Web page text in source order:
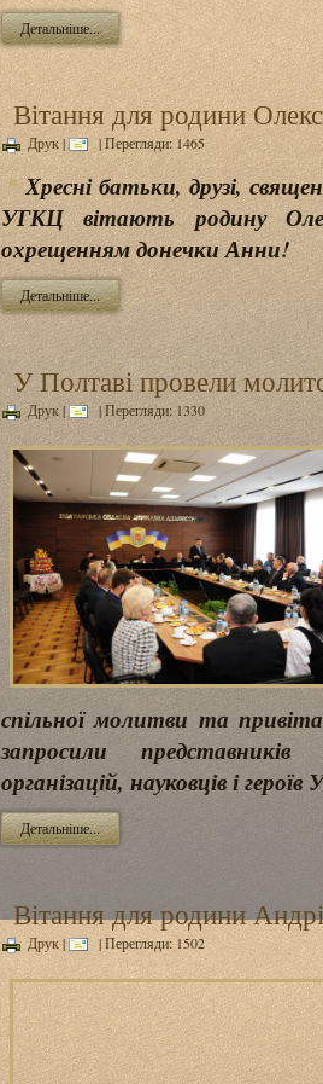
Детальніше...
Вітання для родини
Друк| | Перегляди: 1465
Хресні батьки, друзі,
УГКЦ вітають родину
охрещенням донечки Анни!
Детальніше...
У Полтаві провели
Друк| | Перегляди: 1330
спільної молитви та
запросили
організацій, науковців і героїв
Детальніше...
Вітання для родини
Друк| | Перегляди: 1502